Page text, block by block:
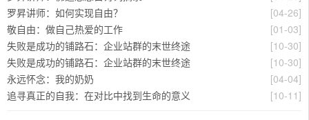
[04-26]
罗昇讲师：如何实现自由？
[01-03]
敬自由：做自己热爱的工作
[10-30]
失败是成功的铺路石：企业站群的末世终途
[10-30]
失败是成功的铺路石：企业站群的末世终途
[04-04]
永远怀念：我的奶奶
[10-11]
追寻真正的自我：在对比中找到生命的意义